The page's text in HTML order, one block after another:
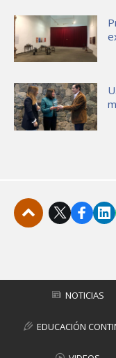
NOTICIAS
EDUCACIÓN